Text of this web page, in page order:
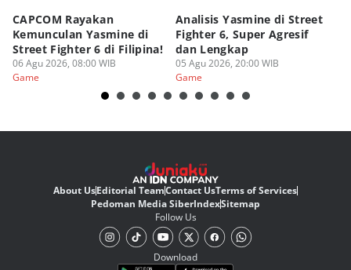
CAPCOM Rayakan
Kemunculan Yasmine di
Street Fighter 6 di Filipina!
06 Agu 2026, 08:00 WIB
Game
Analisis Yasmine di Street
Fighter 6, Super Agresif
dan Lengkap
05 Agu 2026, 20:00 WIB
Game
About UsEditorial TeamContact UsTerms of Services
Pedoman Media SiberIndexSitemap
Follow Us
Download